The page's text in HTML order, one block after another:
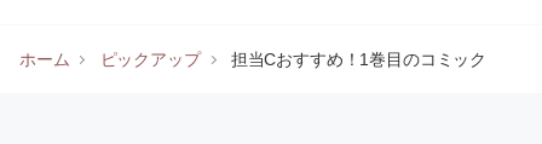
ホーム ピックアップ 担当Cおすすめ！1巻目のコミック